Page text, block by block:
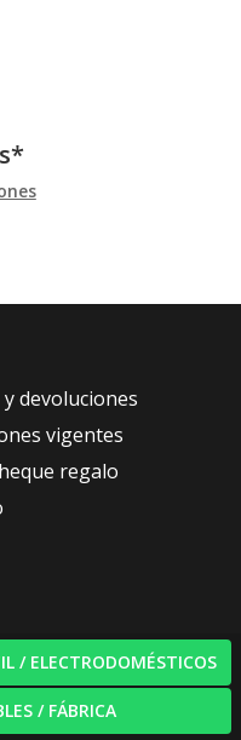
/ ELECTRODOMÉSTICOS
/ FÁBRICA
devoluciones
vigentes
regalo
© PÁXINAS GALEGAS